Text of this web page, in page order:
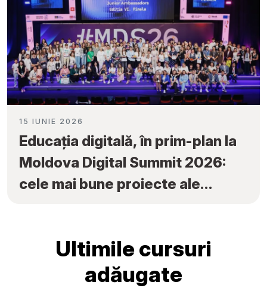
15 IUNIE 2026
Educația digitală, în prim-plan la
Moldova Digital Summit 2026:
cele mai bune proiecte ale
Ultimile cursuri
adăugate